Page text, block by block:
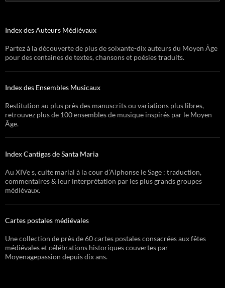
Index des Auteurs Médiévaux
Partez à la découverte de plus de soixante-dix auteurs du Moyen Âge
pour des centaines de textes, chansons et poésies traduits.
Index des Ensembles Musicaux
Restitution au plus près des manuscrits ou variations plus libres,
retrouvez plus de 100 ensembles de musique inspirés par le Moyen
Âge.
Index Cantigas de Santa Maria
Au XIVe s, culte marial à la cour d’Alphonse le Sage : traduction,
commentaires & leur interprétation par les plus grands groupes
médiévaux.
Cartes postales médiévales
Une collection de près de 60 cartes postales consacrées aux fêtes
médiévales et célébrations historiques couvertes par
Moyenagepassion depuis dix ans.